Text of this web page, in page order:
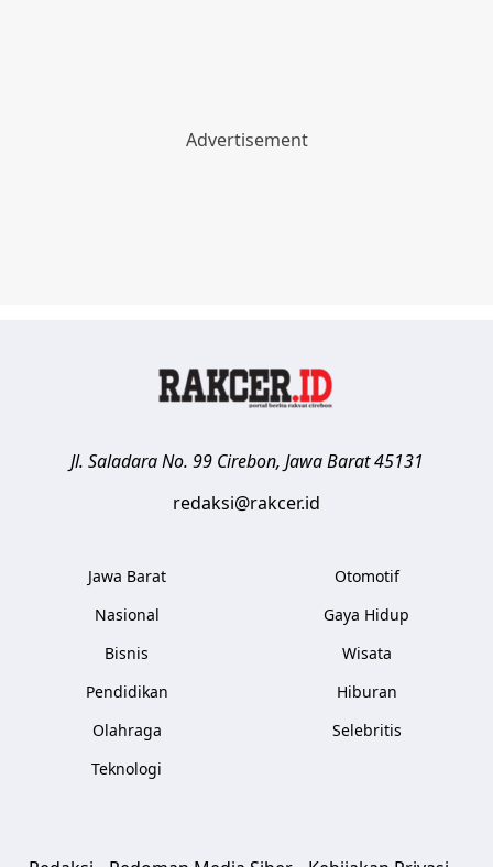
Jl. Saladara No. 99 Cirebon, Jawa Barat 45131
redaksi@rakcer.id
Jawa Barat
Nasional
Bisnis
Pendidikan
Olahraga
Teknologi
Otomotif
Gaya Hidup
Wisata
Hiburan
Selebritis